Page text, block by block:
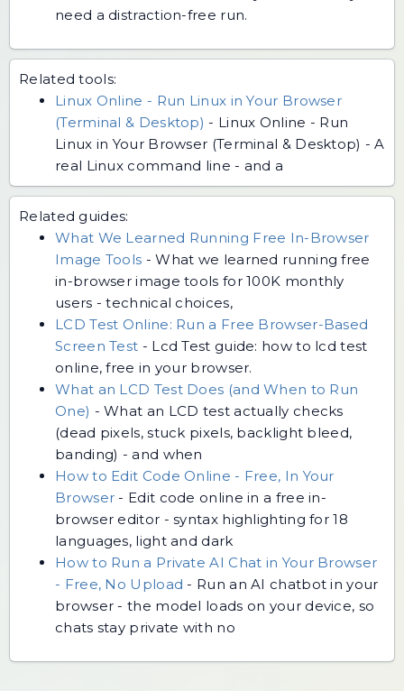
need a distraction-free run.
Related tools:
Linux Online - Run Linux in Your Browser
(Terminal & Desktop) - Linux Online - Run
Linux in Your Browser (Terminal & Desktop) - A
real Linux command line - and a
Related guides:
What We Learned Running Free In-Browser
Image Tools -What we learned running free
in-browser image tools for 100K monthly
users - technical choices,
LCD Test Online: Run a Free Browser-Based
Screen Test - Lcd Test guide: how to lcd test
online, free in your browser.
What an LCD Test Does (and When to Run
One) -What an LCD test actually checks
(dead pixels, stuck pixels, backlight bleed,
banding) - and when
How to Edit Code Online - Free, In Your
Browser - Edit code online in a free in-
browser editor - syntax highlighting for 18
languages, light and dark
How to Run a Private AI Chat in Your Browser
- Free, No Upload - Run an AI chatbot in your
browser - the model loads on your device, so
chats stay private with no